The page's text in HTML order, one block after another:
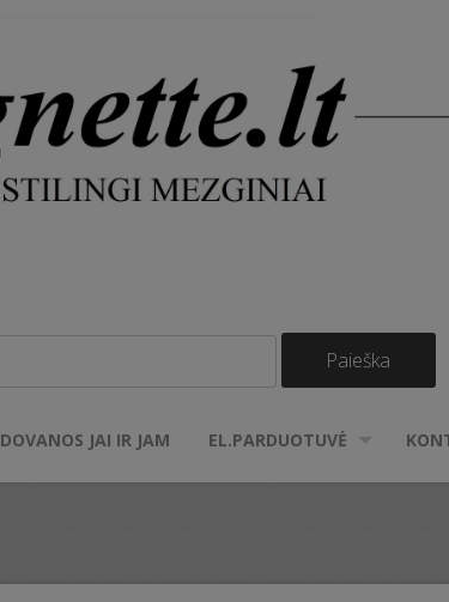
DOVANOS JAI IR JAM EL.PARDUOTUVĖ